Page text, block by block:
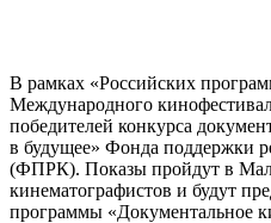
В рамках «Российских
Международного
победителей конкурса
в будущее» Фонда поддержки
(ФПРК). Показы пройдут в
кинематографистов и будут
программы «Документальное